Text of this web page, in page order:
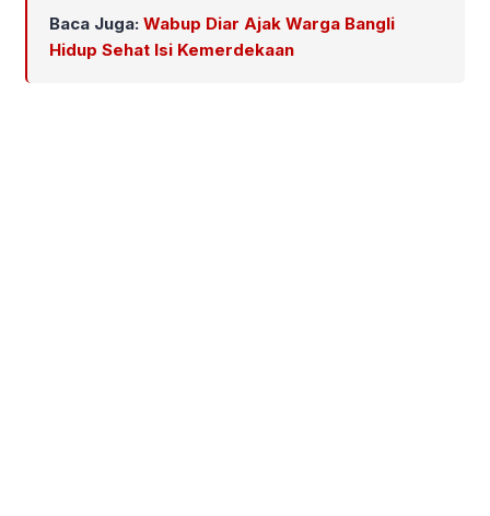
Baca Juga: Wabup Diar Ajak Warga Bangli
Hidup Sehat Isi Kemerdekaan